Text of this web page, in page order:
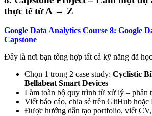
thực tế từ A → Z
Google Data Analytics Course 8: Google
Capstone
Đây là nơi bạn tổng hợp tất cả kỹ năng đã
Chọn 1 trong 2 case study: Cyclistic
Bellabeat Smart Devices
Làm toàn bộ quy trình từ xử lý – phân
Viết báo cáo, chia sẻ trên GitHub
Được hướng dẫn tạo portfolio, viết